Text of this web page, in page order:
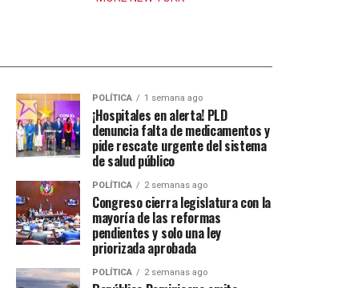
POLÍTICA 1 semana ago
¡Hospitales en alerta! PLD
denuncia falta de medicamentos y
pide rescate urgente del sistema
de salud público
POLÍTICA 2 semanas ago
Congreso cierra legislatura con la
mayoría de las reformas
pendientes y solo una ley
priorizada aprobada
POLÍTICA 2 semanas ago